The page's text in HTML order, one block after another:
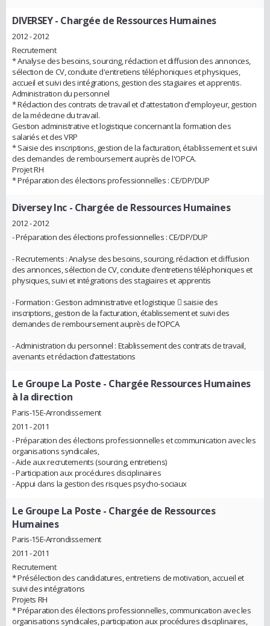
DIVERSEY- Chargée de Ressources Humaines
2012 - 2012
Recrutement
* Analyse des besoins, sourcing, rédaction et diffusion des annonces,
sélection de CV, conduite d'entretiens téléphoniques et physiques,
accueil et suivi des intégrations, gestion des stagiaires et apprentis.
Administration du personnel
* Rédaction des contrats de travail et d'attestation d'employeur, gestion
de la médecine du travail.
Gestion administrative et logistique concernant la formation des
salariés et des VRP
* Saisie des inscriptions, gestion de la facturation, établissement et suivi
des demandes de remboursement auprès de l'OPCA.
Projet RH
* Préparation des élections professionnelles : CE/DP/DUP
Diversey Inc- Chargée de Ressources Humaines
2012 - 2012
- Préparation des élections professionnelles : CE/DP/DUP
- Recrutements : Analyse des besoins, sourcing, rédaction et diffusion
des annonces, sélection de CV, conduite d’entretiens téléphoniques et
physiques, suivi et intégrations des stagiaires et apprentis
- Formation : Gestion administrative et logistique  saisie des
inscriptions, gestion de la facturation, établissement et suivi des
demandes de remboursement auprès de l’OPCA
- Administration du personnel : Etablissement des contrats de travail,
avenants et rédaction d’attestations
Le Groupe La Poste - Chargée Ressources Humaines
à la direction
Paris-15E-Arrondissement
2011 - 2011
- Préparation des élections professionnelles et communication avec les
organisations syndicales,
- Aide aux recrutements (sourcing, entretiens)
- Participation aux procédures disciplinaires
- Appui dans la gestion des risques psycho-sociaux
Le Groupe La Poste - Chargée de Ressources
Humaines
Paris-15E-Arrondissement
2011 - 2011
Recrutement
* Présélection des candidatures, entretiens de motivation, accueil et
suivi des intégrations
Projets RH
* Préparation des élections professionnelles, communication avec les
organisations syndicales, participation aux procédures disciplinaires,